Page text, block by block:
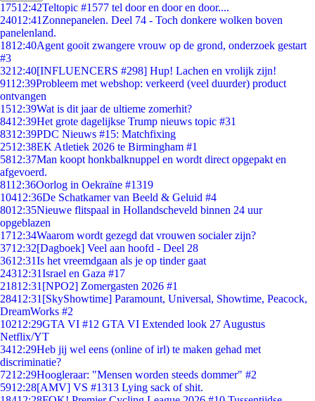
17512:42Teltopic #1577 tel door en door en door....
24012:41 Zonnepanelen. Deel 74 - Toch donkere wolken boven
panelenland.
1812:40Agent gooit zwangere vrouw op de grond, onderzoek gestart
#3
3212:40[INFLUENCERS #298] Hup! Lachen en vrolijk zijn!
9112:39Probleem met webshop: verkeerd (veel duurder) product
ontvangen
1512:39Wat is dit jaar de ultieme zomerhit?
8412:39Het grote dagelijkse Trump nieuws topic #31
8312:39PDC Nieuws #15: Matchfixing
2512:38EK Atletiek 2026 te Birmingham #1
5812:37Man koopt honkbalknuppel en wordt direct opgepakt en
afgevoerd.
8112:36Oorlog in Oekraïne #1319
10412:36De Schatkamer van Beeld & Geluid #4
8012:35Nieuwe flitspaal in Hollandscheveld binnen 24 uur
opgeblazen
1712:34Waarom wordt gezegd dat vrouwen socialer zijn?
3712:32[Dagboek] Veel aan hoofd - Deel 28
3612:31Is het vreemdgaan als je op tinder gaat
24312:31Israel en Gaza #17
21812:31 [NPO2] Zomergasten 2026 #1
28412:31 [SkyShowtime] Paramount, Universal, Showtime, Peacock,
DreamWorks #2
10212:29GTA VI #12 GTA VI Extended look 27 Augustus
Netflix/YT
3412:29Heb jij wel eens (online of irl) te maken gehad met
discriminatie?
7212:29Hoogleraar: "Mensen worden steeds dommer" #2
5912:28[AMV] VS #1313 Lying sack of shit.